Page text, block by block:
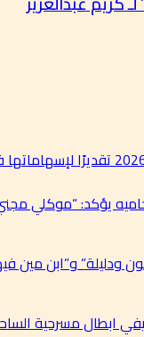
يؤكد: “موكلي
ودليلة” و”ابن مين
ابطال مسرحية